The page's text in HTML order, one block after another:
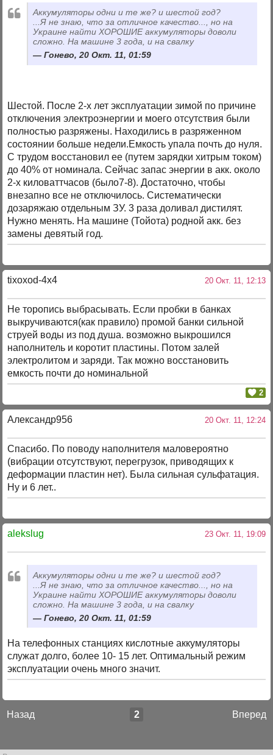
Аккумуляторы одни и те же? и шестой год?
...Я не знаю, что за отличное качество..., но на
Украине найти ХОРОШИЕ аккумуляторы доволи
сложно. На машине 3 года, и на свалку
Гонево, 20 Окт. 11, 01:59
Шестой. После 2-х лет эксплуатации зимой по причине
отключения электроэнергии и моего отсутствия были
полностью разряжены. Находились в разряженном
состоянии больше недели.Емкость упала почть до нуля.
С трудом восстановил ее (путем зарядки хитрым током)
до 40% от номинала. Сейчас запас энергии в акк. около
2-х киловаттчасов (было7-8). Достаточно, чтобы
внезапно все не отключилось. Систематически
дозаряжаю отдельным ЗУ. 3 раза доливал дистилят.
Нужно менять. На машине (Тойота) родной акк. без
замены девятый год.
tixoxod-4x4 20 Окт. 11, 12:13
Не торопись выбрасывать. Если пробки в банках
выкручиваются(как правило) промой банки сильной
струей воды из под душа. возможно выкрошился
наполнитель и коротит пластины. Потом залей
электролитом и заряди. Так можно восстановить
емкость почти до номинальной
2
Александр956 20 Окт. 11, 12:24
Спасибо. По поводу наполнителя маловероятно
(вибрации отсутствуют, перегрузок, приводящих к
деформации пластин нет). Была сильная сульфатация.
Ну и 6 лет..
alekslug 23 Окт. 11, 19:09
Аккумуляторы одни и те же? и шестой год?
...Я не знаю, что за отличное качество..., но на
Украине найти ХОРОШИЕ аккумуляторы доволи
сложно. На машине 3 года, и на свалку
Гонево, 20 Окт. 11, 01:59
На телефонных станциях кислотные аккумуляторы
служат долго, более 10- 15 лет. Оптимальный режим
эксплуатации очень много значит.
Назад Вперед
2